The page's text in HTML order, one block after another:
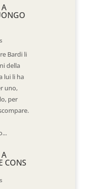
Bardi li
della
lui li ha
uno,
per
CONS